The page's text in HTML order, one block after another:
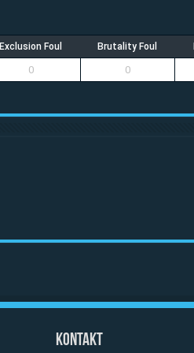
Exclusion Foul Brutality Foul
0 0
Kontakt